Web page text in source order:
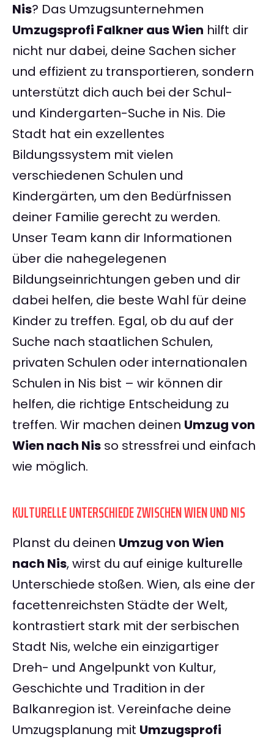
Nis? Das Umzugsunternehmen
Umzugsprofi Falkner aus Wien hilft dir
nicht nur dabei, deine Sachen sicher
und effizient zu transportieren, sondern
unterstützt dich auch bei der Schul-
und Kindergarten-Suche in Nis. Die
Stadt hat ein exzellentes
Bildungssystem mit vielen
verschiedenen Schulen und
Kindergärten, um den Bedürfnissen
deiner Familie gerecht zu werden.
Unser Team kann dir Informationen
über die nahegelegenen
Bildungseinrichtungen geben und dir
dabei helfen, die beste Wahl für deine
Kinder zu treffen. Egal, ob du auf der
Suche nach staatlichen Schulen,
privaten Schulen oder internationalen
Schulen in Nis bist – wir können dir
helfen, die richtige Entscheidung zu
treffen. Wir machen deinen Umzug von
Wien nach Nis so stressfrei und einfach
wie möglich.
KULTURELLE UNTERSCHIEDE ZWISCHEN WIEN UND NIS
Planst du deinen Umzug von Wien
nach Nis, wirst du auf einige kulturelle
Unterschiede stoßen. Wien, als eine der
facettenreichsten Städte der Welt,
kontrastiert stark mit der serbischen
Stadt Nis, welche ein einzigartiger
Dreh- und Angelpunkt von Kultur,
Geschichte und Tradition in der
Balkanregion ist. Vereinfache deine
Umzugsplanung mit Umzugsprofi